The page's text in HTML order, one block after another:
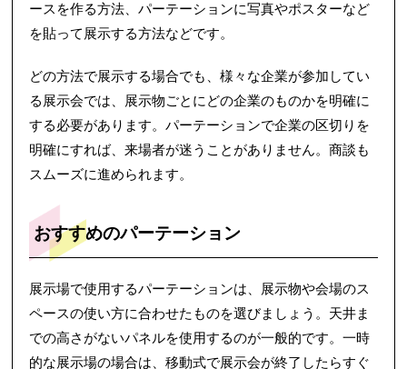
ースを作る方法、パーテーションに写真やポスターなど
を貼って展示する方法などです。
どの方法で展示する場合でも、様々な企業が参加してい
る展示会では、展示物ごとにどの企業のものかを明確に
する必要があります。パーテーションで企業の区切りを
明確にすれば、来場者が迷うことがありません。商談も
スムーズに進められます。
おすすめのパーテーション
展示場で使用するパーテーションは、展示物や会場のス
ペースの使い方に合わせたものを選びましょう。天井ま
での高さがないパネルを使用するのが一般的です。一時
的な展示場の場合は、移動式で展示会が終了したらすぐ